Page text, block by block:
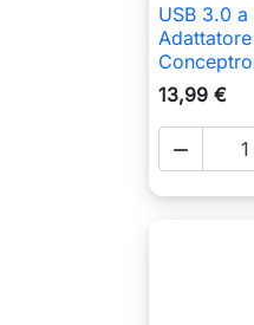
USB 3.0
13,99 €
